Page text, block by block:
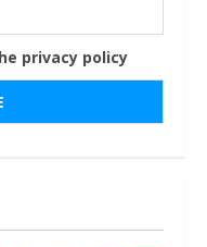
privacy policy